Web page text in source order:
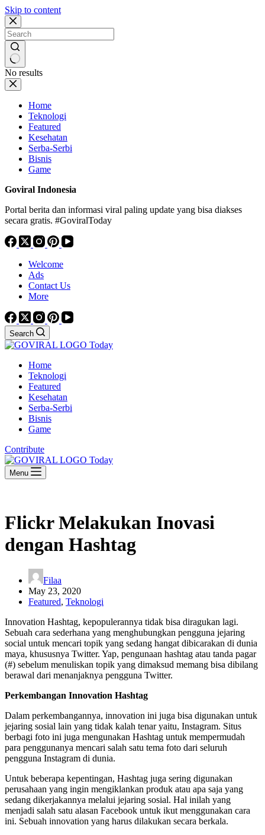
Skip to content
No results
Home
Teknologi
Featured
Kesehatan
Serba-Serbi
Bisnis
Game
Goviral Indonesia
Portal berita dan informasi viral paling update yang bisa diakses
secara gratis. #GoviralToday
Welcome
Ads
Contact Us
More
Search
Home
Teknologi
Featured
Kesehatan
Serba-Serbi
Bisnis
Game
Contribute
Menu
Flickr Melakukan Inovasi
dengan Hashtag
Filaa
May 23, 2020
Featured, Teknologi
Innovation Hashtag, kepopulerannya tidak bisa diragukan lagi.
Sebuah cara sederhana yang menghubungkan pengguna jejaring
social untuk mencari topik yang sedang hangat dibicarakan di dunia
maya, khususnya Twitter. Yap, pengunaan hashtag atau tanda pagar
(#) sebelum menuliskan topik yang dimaksud memang bisa dibilang
berawal dari menanjaknya pengguna Twitter.
Perkembangan Innovation Hashtag
Dalam perkembangannya, innovation ini juga bisa digunakan untuk
jejaring sosial lain yang tidak kalah tenar yaitu, Instagram. Situs
berbagi foto ini juga mengunakan Hashtag untuk mempermudah
para penggunanya mencari salah satu tema foto dari seluruh
pengguna Instagram di dunia.
Untuk beberapa kepentingan, Hashtag juga sering digunakan
perusahaan yang ingin mengiklankan produk atau apa saja yang
sedang dikerjakannya melalui jejaring sosial. Hal inilah yang
menjadi salah satu alasan Facebook untuk ikut menggunakan cara
ini. Sebuah innovation yang harus dilakukan secara berkala.